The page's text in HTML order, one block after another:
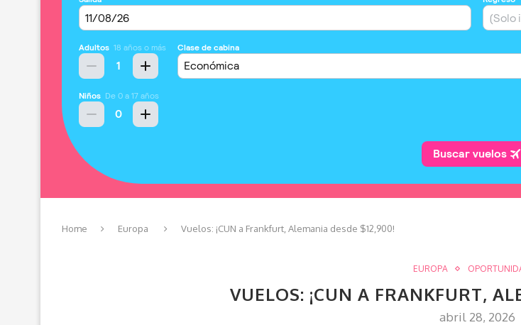
Home Europa Vuelos: ¡CUN a Frankfurt, Alemania desde $12,900!
EUROPA
VUELOS: ¡CUN A FRANKFURT,
abril 28, 2026